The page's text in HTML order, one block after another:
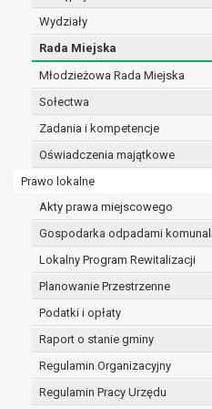
Wydziały
Rada Miejska
Młodzieżowa Rada Miejska
Sołectwa
Zadania i kompetencje
Oświadczenia majątkowe
Prawo lokalne
Akty prawa miejscowego
Gospodarka odpadami
Lokalny Program Rewitalizacji
Planowanie Przestrzenne
Podatki i opłaty
Raport o stanie gminy
Regulamin Organizacyjny
Regulamin Pracy Urzędu
realizacji
szeregu
zawarcia i
ochrony
wykonania
w
W związku z
osobowych.
podmioty,
podmioty
Pani/Pana dane
przepisy prawa
W przypadku, gdy
W przypadku, gdy
czasie w zakresie
rozliczeniu umowy,
Ponadto w
beneficjentem a
W związku z
prawo